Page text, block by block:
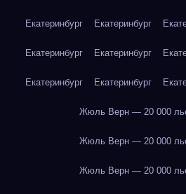
Екатеринбург Екатеринбург
Екатеринбург Екатеринбург
Екатеринбург Екатеринбург
Жюль Верн — 20 000
Жюль Верн — 20 000
Жюль Верн — 20 000